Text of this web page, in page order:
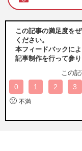
この記事の満足度を
ください。
本フィードバックに
記事制作を行って参
この
0 1 2 3
🙁 不満